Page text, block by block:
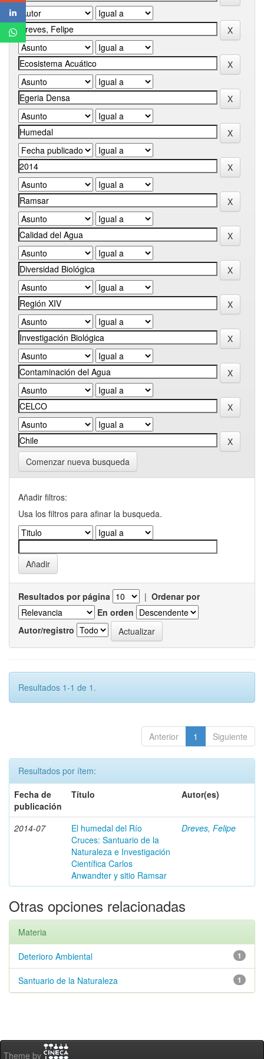
Comenzar nueva busqueda
Añadir filtros:
Usa los filtros para afinar la busqueda.
Resultados por página | Ordenar por
En orden
Autor/registro
Resultados 1-1 de 1.
Anterior 1 Siguiente
Resultados por ítem:
Fecha de
publicación
Título Autor(es)
2014-07
El humedal del Río
Cruces: Santuario de la
Naturaleza e Investigación
Científica Carlos
Anwandter y sitio Ramsar
Dreves, Felipe
Otras opciones relacionadas
Materia
1
Deterioro Ambiental
1
Santuario de la Naturaleza
Theme by